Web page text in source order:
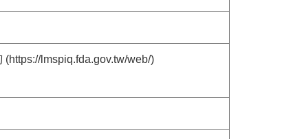
lmspiq.fda.gov.tw/web/)